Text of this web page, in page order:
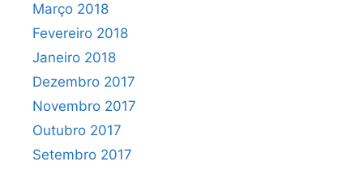
Março 2018
Fevereiro 2018
Janeiro 2018
Dezembro 2017
Novembro 2017
Outubro 2017
Setembro 2017